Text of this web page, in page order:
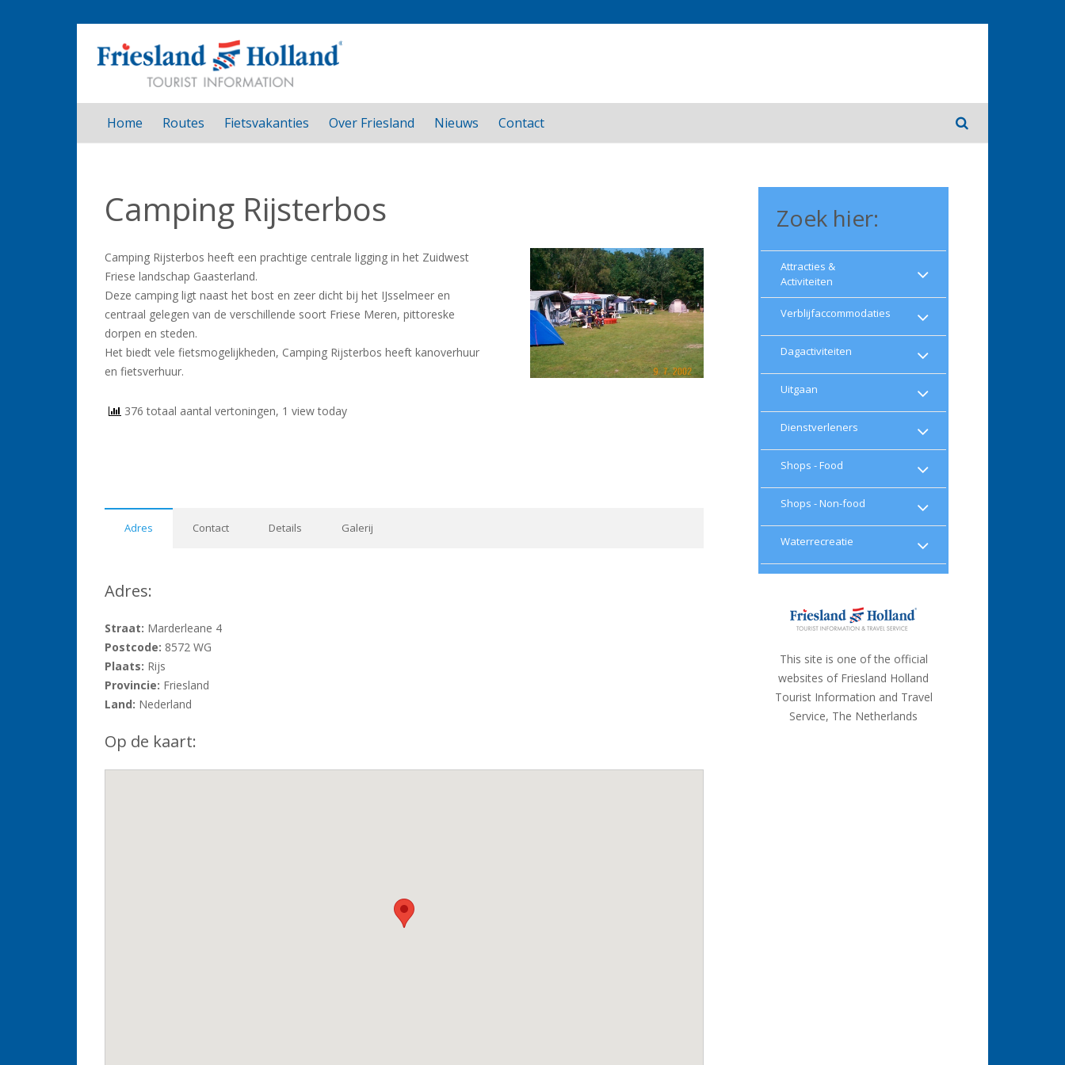
Home Routes Fietsvakanties Over Friesland Nieuws Contact
Camping Rijsterbos
Camping Rijsterbos heeft een prachtige centrale ligging in het Zuidwest
Friese landschap Gaasterland.
Deze camping ligt naast het bost en zeer dicht bij het IJsselmeer en
centraal gelegen van de verschillende soort Friese Meren, pittoreske
dorpen en steden.
Het biedt vele fietsmogelijkheden, Camping Rijsterbos heeft kanoverhuur
en fietsverhuur.
376 totaal aantal vertoningen, 1 view today
Adres Contact Details Galerij
Adres:
Straat: Marderleane 4
Postcode: 8572 WG
Plaats: Rijs
Provincie: Friesland
Land: Nederland
Op de kaart:
Zoek hier:
Attracties &
Activiteiten
Verblijfaccommodaties
Dagactiviteiten
Uitgaan
Dienstverleners
Shops - Food
Shops - Non-food
Waterrecreatie
This site is one of the official
websites of Friesland Holland
Tourist Information and Travel
Service, The Netherlands